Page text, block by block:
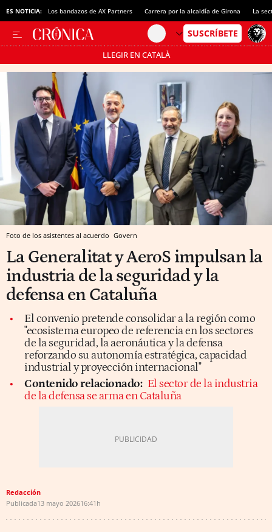
ES NOTICIA: Los bandazos de AX Partners Carrera por la alcaldía de Girona La
LLEGIR EN CATALÀ
Pásate al MODO AHORRO
Foto de los asistentes al acuerdo Govern
La Generalitat y AeroS impulsan la
industria de la seguridad y la
defensa en Cataluña
El convenio pretende consolidar a la región como
"ecosistema europeo de referencia en los sectores
de la seguridad, la aeronáutica y la defensa
reforzando su autonomía estratégica, capacidad
industrial y proyección internacional"
Contenido relacionado: El sector de la industria
de la defensa se arma en Cataluña
Redacción
Publicada13 mayo 202616:41h